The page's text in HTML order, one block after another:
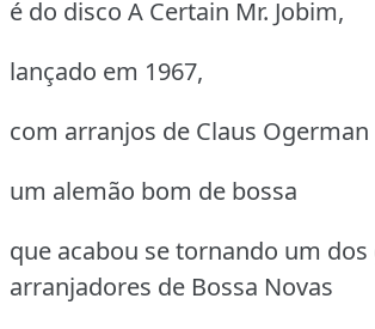
é do disco A Certain Mr. Jobim,
lançado em 1967,
com arranjos de Claus Ogerman
um alemão bom de bossa
que acabou se tornando um dos
arranjadores de Bossa Novas